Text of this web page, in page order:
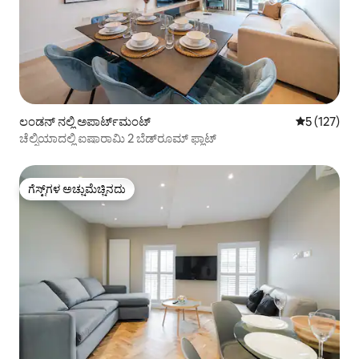
ಲಂಡನ್ ನಲ್ಲಿ ಅಪಾರ್ಟ್‌ಮಂಟ್ 5 ರಲ್ಲಿ 5
5 (127)
ಚೆಲ್ಸಿಯಾದಲ್ಲಿ ಐಷಾರಾಮಿ 2 ಬೆಡ್‌ರೂಮ್ ಫ್ಲಾಟ್
ಗೆಸ್ಟ್‌ಗಳ ಅಚ್ಚುಮೆಚ್ಚಿನದು
ಗೆಸ್ಟ್‌ಗಳ ಅಚ್ಚುಮೆಚ್ಚಿನದು